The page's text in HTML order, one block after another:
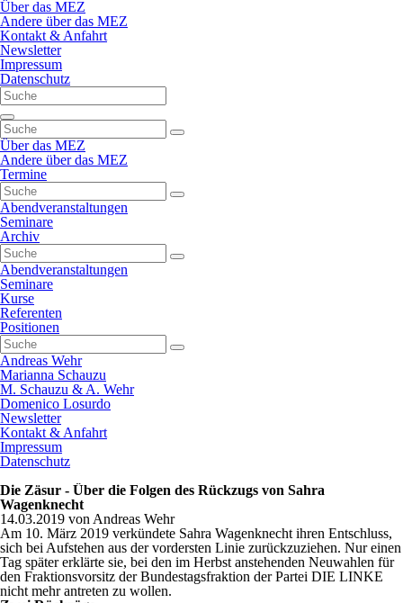
Navigation
überspringen
Über das MEZ
Andere über das MEZ
Kontakt & Anfahrt
Newsletter
Impressum
Datenschutz
Navigation
überspringen
Über das MEZ
Andere über das MEZ
Termine
Abendveranstaltungen
Seminare
Archiv
Abendveranstaltungen
Seminare
Kurse
Referenten
Positionen
Andreas Wehr
Marianna Schauzu
M. Schauzu & A. Wehr
Domenico Losurdo
Newsletter
Kontakt & Anfahrt
Impressum
Datenschutz
Die Zäsur - Über die Folgen des Rückzugs von Sahra
Wagenknecht
14.03.2019 von Andreas Wehr
Am 10. März 2019 verkündete Sahra Wagenknecht ihren Entschluss,
sich bei Aufstehen aus der vordersten Linie zurückzuziehen. Nur einen
Tag später erklärte sie, bei den im Herbst anstehenden Neuwahlen für
den Fraktionsvorsitz der Bundestagsfraktion der Partei DIE LINKE
nicht mehr antreten zu wollen.